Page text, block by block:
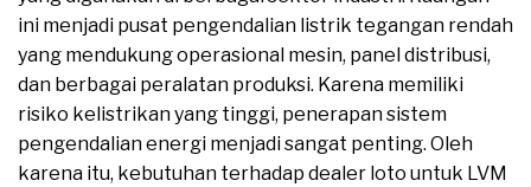
ini menjadi pusat pengendalian listrik tegangan rendah
yang mendukung operasional mesin, panel distribusi,
dan berbagai peralatan produksi. Karena memiliki
risiko kelistrikan yang tinggi, penerapan sistem
pengendalian energi menjadi sangat penting. Oleh
karena itu, kebutuhan terhadap dealer loto untuk LVM